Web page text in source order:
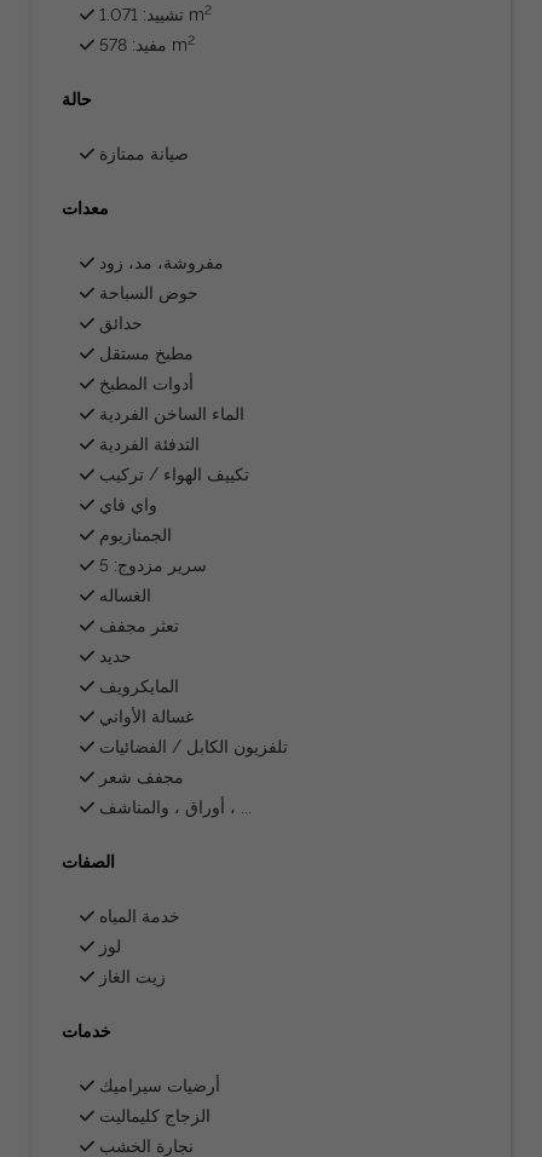
تشييد: 1.071 m2
مفيد: 578 m2
حالة
صيانة ممتازة
معدات
مفروشة، مد، زود
حوض السباحة
حدائق
مطبخ مستقل
أدوات المطبخ
الماء الساخن الفردية
التدفئة الفردية
تكييف الهواء / تركيب
واي فاي
الجمنازيوم
سرير مزدوج: 5
الغساله
تعثر مجفف
حديد
المايكرويف
غسالة الأواني
تلفزيون الكابل / الفضائيات
مجفف شعر
أوراق ، والمناشف ، ...
الصفات
خدمة المياه
لوز
زيت الغاز
خدمات
أرضيات سيراميك
الزجاج كليماليت
نجارة الخشب